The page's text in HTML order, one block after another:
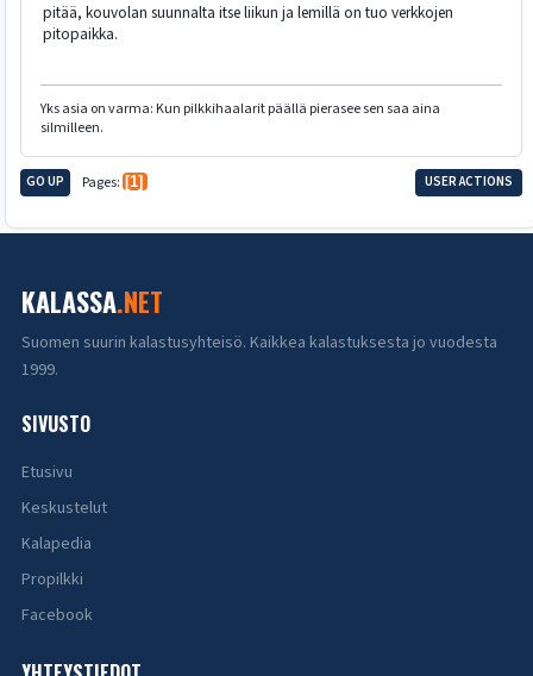
pitää, kouvolan suunnalta itse liikun ja lemillä on tuo verkkojen
pitopaikka.
Yks asia on varma: Kun pilkkihaalarit päällä pierasee sen saa aina
silmilleen.
GO UP Pages 1 USER ACTIONS
KALASSA.NET
Suomen suurin kalastusyhteisö. Kaikkea kalastuksesta jo vuodesta
1999.
SIVUSTO
Etusivu
Keskustelut
Kalapedia
Propilkki
Facebook